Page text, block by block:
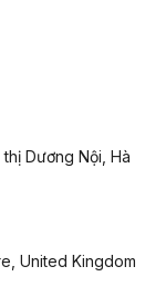
Dương Nội, Hà
United Kingdom